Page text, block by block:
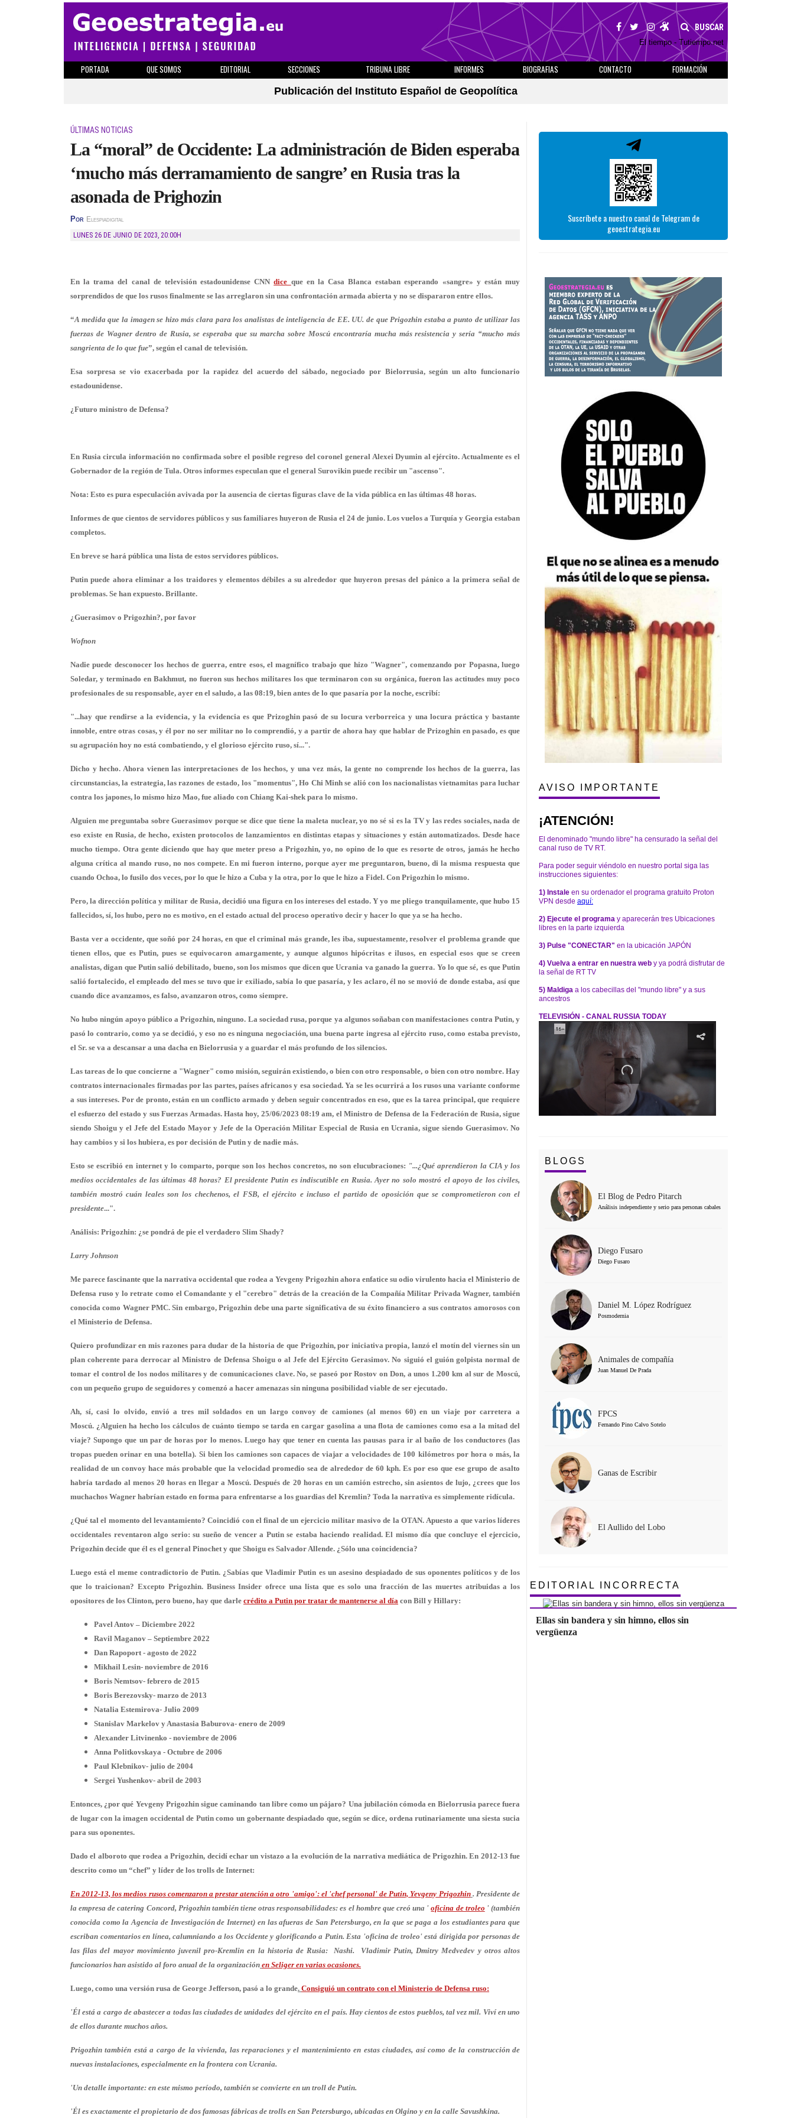
BUSCAR
El tiempo - Tutiempo.net
PORTADA QUE SOMOS EDITORIAL SECCIONES TRIBUNA LIBRE INFORMES BIOGRAFIAS CONTACTO
FORMACIÓN
Publicación del Instituto Español de Geopolítica
ÚLTIMAS NOTICIAS
La “moral” de Occidente: La administración de Biden esperaba
‘mucho más derramamiento de sangre’ en Rusia tras la
asonada de Prighozin
Por Elespiadigital
LUNES 26 DE JUNIO DE 2023, 20:00H
En la trama del canal de televisión estadounidense CNNdice que en la Casa Blanca estaban esperando «sangre» y están muy
sorprendidos de que los rusos finalmente se las arreglaron sin una confrontación armada abierta y no se dispararon entre ellos.
“A medida que la imagen se hizo más clara para los analistas de inteligencia de EE. UU. de que Prigozhin estaba a punto de utilizar las
fuerzas de Wagner dentro de Rusia, se esperaba que su marcha sobre Moscú encontraría mucha más resistencia y sería “mucho más
sangrienta de lo que fue”, según el canal de televisión.
Esa sorpresa se vio exacerbada por la rapidez del acuerdo del sábado, negociado por Bielorrusia, según un alto funcionario
estadounidense.
¿Futuro ministro de Defensa?
En Rusia circula información no confirmada sobre el posible regreso del coronel general Alexei Dyumin al ejército. Actualmente es el
Gobernador de la región de Tula. Otros informes especulan que el general Surovikin puede recibir un "ascenso".
Nota: Esto es pura especulación avivada por la ausencia de ciertas figuras clave de la vida pública en las últimas 48 horas.
Informes de que cientos de servidores públicos y sus familiares huyeron de Rusia el 24 de junio. Los vuelos a Turquía y Georgia estaban
completos.
En breve se hará pública una lista de estos servidores públicos.
Putin puede ahora eliminar a los traidores y elementos débiles a su alrededor que huyeron presas del pánico a la primera señal de
problemas. Se han expuesto. Brillante.
¿Guerasimov o Prigozhin?, por favor
Wofnon
Nadie puede desconocer los hechos de guerra, entre esos, el magnífico trabajo que hizo "Wagner", comenzando por Popasna, luego
Soledar, y terminado en Bakhmut, no fueron sus hechos militares los que terminaron con su orgánica, fueron las actitudes muy poco
profesionales de su responsable, ayer en el saludo, a las 08:19, bien antes de lo que pasaría por la noche, escribí:
"...hay que rendirse a la evidencia, y la evidencia es que Prizoghin pasó de su locura verborreica y una locura práctica y bastante
innoble, entre otras cosas, y él por no ser militar no lo comprendió, y a partir de ahora hay que hablar de Prizoghin en pasado, es que
su agrupación hoy no está combatiendo, y el glorioso ejército ruso, sí...".
Dicho y hecho. Ahora vienen las interpretaciones de los hechos, y una vez más, la gente no comprende los hechos de la guerra, las
circunstancias, la estrategia, las razones de estado, los "momentus", Ho Chi Minh se alió con los nacionalistas vietnamitas para luchar
contra los japones, lo mismo hizo Mao, fue aliado con Chiang Kai-shek para lo mismo.
Alguien me preguntaba sobre Guerasimov porque se dice que tiene la maleta nuclear, yo no sé si es la TV y las redes sociales, nada de
eso existe en Rusia, de hecho, existen protocolos de lanzamientos en distintas etapas y situaciones y están automatizados. Desde hace
mucho tiempo. Otra gente diciendo que hay que meter preso a Prigozhin, yo, no opino de lo que es resorte de otros, jamás he hecho
alguna crítica al mando ruso, no nos compete. En mi fueron interno, porque ayer me preguntaron, bueno, di la misma respuesta que
cuando Ochoa, lo fusilo dos veces, por lo que le hizo a Cuba y la otra, por lo que le hizo a Fidel. Con Prigozhin lo mismo.
Pero, la dirección política y militar de Rusia, decidió una figura en los intereses del estado. Y yo me pliego tranquilamente, que hubo 15
fallecidos, sí, los hubo, pero no es motivo, en el estado actual del proceso operativo decir y hacer lo que ya se ha hecho.
Basta ver a occidente, que soñó por 24 horas, en que el criminal más grande, les iba, supuestamente, resolver el problema grande que
tienen ellos, que es Putin, pues se equivocaron amargamente, y aunque algunos hipócritas e ilusos, en especial esos que se creen
analistas, digan que Putin salió debilitado, bueno, son los mismos que dicen que Ucrania va ganado la guerra. Yo lo que sé, es que Putin
salió fortalecido, el empleado del mes se tuvo que ir exiliado, sabía lo que pasaría, y les aclaro, él no se movió de donde estaba, así que
cuando dice avanzamos, es falso, avanzaron otros, como siempre.
No hubo ningún apoyo público a Prigozhin, ninguno. La sociedad rusa, porque ya algunos soñaban con manifestaciones contra Putin, y
pasó lo contrario, como ya se decidió, y eso no es ninguna negociación, una buena parte ingresa al ejército ruso, como estaba previsto,
el Sr. se va a descansar a una dacha en Bielorrusia y a guardar el más profundo de los silencios.
Las tareas de lo que concierne a "Wagner" como misión, seguirán existiendo, o bien con otro responsable, o bien con otro nombre. Hay
contratos internacionales firmadas por las partes, países africanos y esa sociedad. Ya se les ocurrirá a los rusos una variante conforme
a sus intereses. Por de pronto, están en un conflicto armado y deben seguir concentrados en eso, que es la tarea principal, que requiere
el esfuerzo del estado y sus Fuerzas Armadas. Hasta hoy, 25/06/2023 08:19 am, el Ministro de Defensa de la Federación de Rusia, sigue
siendo Shoigu y el Jefe del Estado Mayor y Jefe de la Operación Militar Especial de Rusia en Ucrania, sigue siendo Guerasimov. No
hay cambios y si los hubiera, es por decisión de Putin y de nadie más.
Esto se escribió en internet y lo comparto, porque son los hechos concretos, no son elucubraciones: "...¿Qué aprendieron la CIA y los
medios occidentales de las últimas 48 horas? El presidente Putin es indiscutible en Rusia. Ayer no solo mostró el apoyo de los civiles,
también mostró cuán leales son los chechenos, el FSB, el ejército e incluso el partido de oposición que se comprometieron con el
presidente...".
Análisis: Prigozhin: ¿se pondrá de pie el verdadero Slim Shady?
Larry Johnson
Me parece fascinante que la narrativa occidental que rodea a Yevgeny Prigozhin ahora enfatice su odio virulento hacia el Ministerio de
Defensa ruso y lo retrate como el Comandante y el "cerebro" detrás de la creación de la Compañía Militar Privada Wagner, también
conocida como Wagner PMC. Sin embargo, Prigozhin debe una parte significativa de su éxito financiero a sus contratos amorosos con
el Ministerio de Defensa.
Quiero profundizar en mis razones para dudar de la historia de que Prigozhin, por iniciativa propia, lanzó el motín del viernes sin un
plan coherente para derrocar al Ministro de Defensa Shoigu o al Jefe del Ejército Gerasimov. No siguió el guión golpista normal de
tomar el control de los nodos militares y de comunicaciones clave. No, se paseó por Rostov on Don, a unos 1.200 km al sur de Moscú,
con un pequeño grupo de seguidores y comenzó a hacer amenazas sin ninguna posibilidad viable de ser ejecutado.
Ah, sí, casi lo olvido, envió a tres mil soldados en un largo convoy de camiones (al menos 60) en un viaje por carretera a
Moscú. ¿Alguien ha hecho los cálculos de cuánto tiempo se tarda en cargar gasolina a una flota de camiones como esa a la mitad del
viaje? Supongo que un par de horas por lo menos. Luego hay que tener en cuenta las pausas para ir al baño de los conductores (las
tropas pueden orinar en una botella). Si bien los camiones son capaces de viajar a velocidades de 100 kilómetros por hora o más, la
realidad de un convoy hace más probable que la velocidad promedio sea de alrededor de 60 kph. Es por eso que ese grupo de asalto
habría tardado al menos 20 horas en llegar a Moscú. Después de 20 horas en un camión estrecho, sin asientos de lujo, ¿crees que los
muchachos Wagner habrían estado en forma para enfrentarse a los guardias del Kremlin? Toda la narrativa es simplemente ridícula.
¿Qué tal el momento del levantamiento? Coincidió con el final de un ejercicio militar masivo de la OTAN. Apuesto a que varios líderes
occidentales reventaron algo serio: su sueño de vencer a Putin se estaba haciendo realidad. El mismo día que concluye el ejercicio,
Prigozhin decide que él es el general Pinochet y que Shoigu es Salvador Allende. ¿Sólo una coincidencia?
Luego está el meme contradictorio de Putin. ¿Sabías que Vladimir Putin es un asesino despiadado de sus oponentes políticos y de los
que lo traicionan? Excepto Prigozhin. Business Insider ofrece una lista que es solo una fracción de las muertes atribuidas a los
opositores de los Clinton, pero bueno, hay que darle crédito a Putin por tratar de mantenerse al día con Bill y Hillary:
Pavel Antov – Diciembre 2022
Ravil Maganov – Septiembre 2022
Dan Rapoport - agosto de 2022
Mikhail Lesin- noviembre de 2016
Boris Nemtsov- febrero de 2015
Boris Berezovsky- marzo de 2013
Natalia Estemirova- Julio 2009
Stanislav Markelov y Anastasia Baburova- enero de 2009
Alexander Litvinenko - noviembre de 2006
Anna Politkovskaya - Octubre de 2006
Paul Klebnikov- julio de 2004
Sergei Yushenkov- abril de 2003
Entonces, ¿por qué Yevgeny Prigozhin sigue caminando tan libre como un pájaro? Una jubilación cómoda en Bielorrusia parece fuera
de lugar con la imagen occidental de Putin como un gobernante despiadado que, según se dice, ordena rutinariamente una siesta sucia
para sus oponentes.
Dado el alboroto que rodea a Prigozhin, decidí echar un vistazo a la evolución de la narrativa mediática de Prigozhin. En 2012-13 fue
descrito como un “chef” y líder de los trolls de Internet:
En 2012-13, los medios rusos comenzaron a prestar atención a otro 'amigo': el 'chef personal' de Putin, Yevgeny Prigozhin . Presidente de
la empresa de catering Concord, Prigozhin también tiene otras responsabilidades: es el hombre que creó una 'oficina de troleo ' (también
conocida como la Agencia de Investigación de Internet) en las afueras de San Petersburgo, en la que se paga a los estudiantes para que
escriban comentarios en línea, calumniando a los Occidente y glorificando a Putin. Esta 'oficina de troleo' está dirigida por personas de
las filas del mayor movimiento juvenil pro-Kremlin en la historia de Rusia:Nashi. Vladimir Putin, Dmitry Medvedev y otros altos
funcionarios han asistido al foro anual de la organización en Seliger en varias ocasiones.
Luego, como una versión rusa de George Jefferson, pasó a lo grande. Consiguió un contrato con el Ministerio de Defensa ruso:
'Él está a cargo de abastecer a todas las ciudades de unidades del ejército en el país. Hay cientos de estos pueblos, tal vez mil. Viví en uno
de ellos durante muchos años.
Prigozhin también está a cargo de la vivienda, las reparaciones y el mantenimiento en estas ciudades, así como de la construcción de
nuevas instalaciones, especialmente en la frontera con Ucrania.
'Un detalle importante: en este mismo período, también se convierte en un troll de Putin.
'Él es exactamente el propietario de dos famosas fábricas de trolls en San Petersburgo, ubicadas en Olgino y en la calle Savushkina.
Suscríbete a nuestro canal de Telegram de
geoestrategia.eu
AVISO IMPORTANTE
¡ATENCIÓN!
El denominado "mundo libre" ha censurado la señal del
canal ruso de TV RT.
Para poder seguir viéndolo en nuestro portal siga las
instrucciones siguientes:
1) Instale en su ordenador el programa gratuito Proton
VPN desde aquí:
2) Ejecute el programa y aparecerán tres Ubicaciones
libres en la parte izquierda
3) Pulse "CONECTAR" en la ubicación JAPÓN
4) Vuelva a entrar en nuestra web y ya podrá disfrutar de
la señal de RT TV
5) Maldiga a los cabecillas del "mundo libre" y a sus
ancestros
TELEVISIÓN - CANAL RUSSIA TODAY
BLOGS
El Blog de Pedro Pitarch
Análisis independiente y serio para personas cabales
Diego Fusaro
Diego Fusaro
Daniel M. López Rodríguez
Posmodernia
Animales de compañía
Juan Manuel De Prada
FPCS
Fernando Pino Calvo Sotelo
Ganas de Escribir
El Aullido del Lobo
EDITORIAL INCORRECTA
Ellas sin bandera y sin himno, ellos sin
vergüenza